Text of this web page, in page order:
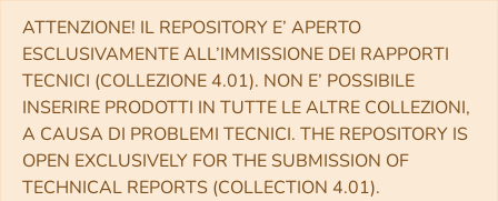
ATTENZIONE! IL REPOSITORY E’ APERTO
ESCLUSIVAMENTE ALL’IMMISSIONE DEI RAPPORTI
TECNICI (COLLEZIONE 4.01). NON E’ POSSIBILE
INSERIRE PRODOTTI IN TUTTE LE ALTRE COLLEZIONI,
A CAUSA DI PROBLEMI TECNICI. THE REPOSITORY IS
OPEN EXCLUSIVELY FOR THE SUBMISSION OF
TECHNICAL REPORTS (COLLECTION 4.01).